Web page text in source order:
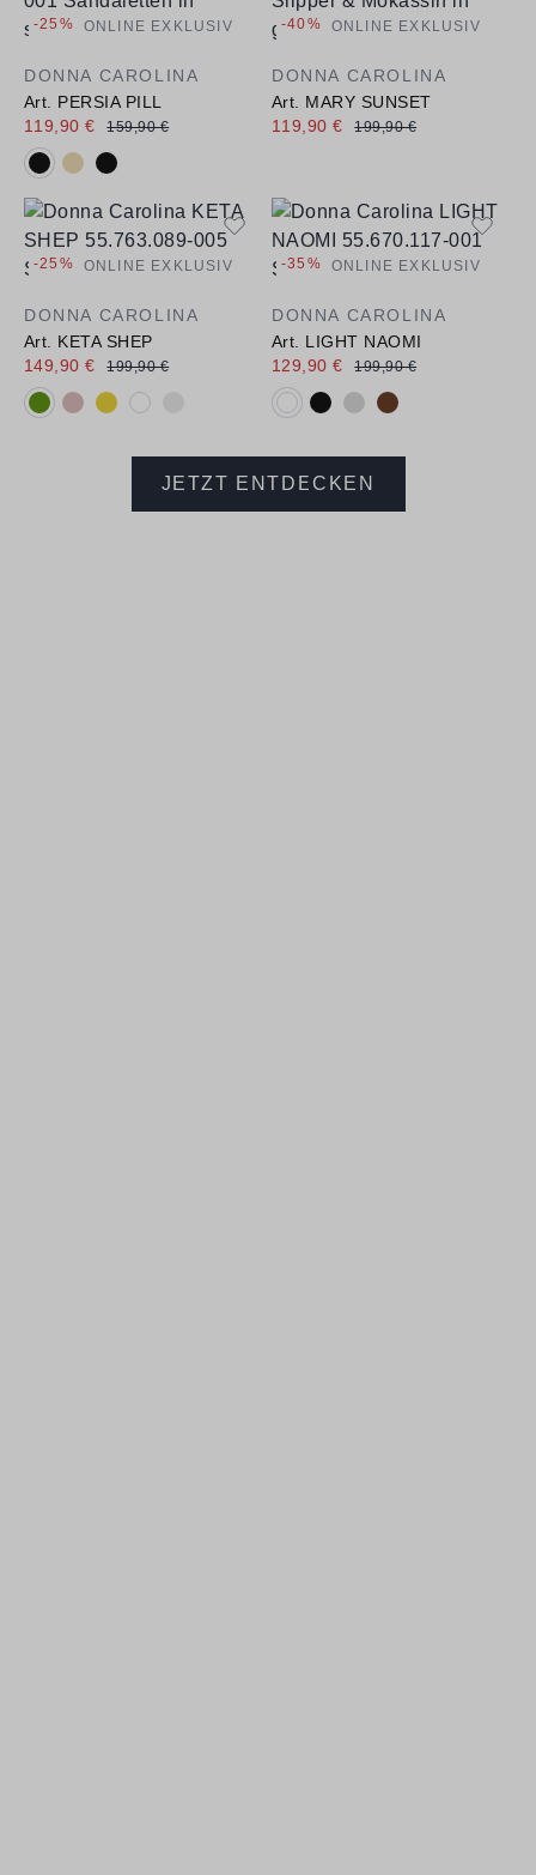
-25% ONLINE EXKLUSIV
DONNA CAROLINA
Art. PERSIA PILL
119,90 €
159,90 €
Verfügbare Farbvarianten:
-40% ONLINE EXKLUSIV
DONNA CAROLINA
Art. MARY SUNSET
119,90 €
199,90 €
-25% ONLINE EXKLUSIV
DONNA CAROLINA
Art. KETA SHEP
149,90 €
199,90 €
Verfügbare Farbvarianten:
-35% ONLINE EXKLUSIV
DONNA CAROLINA
Art. LIGHT NAOMI
129,90 €
199,90 €
Verfügbare Farbvarianten:
JETZT ENTDECKEN